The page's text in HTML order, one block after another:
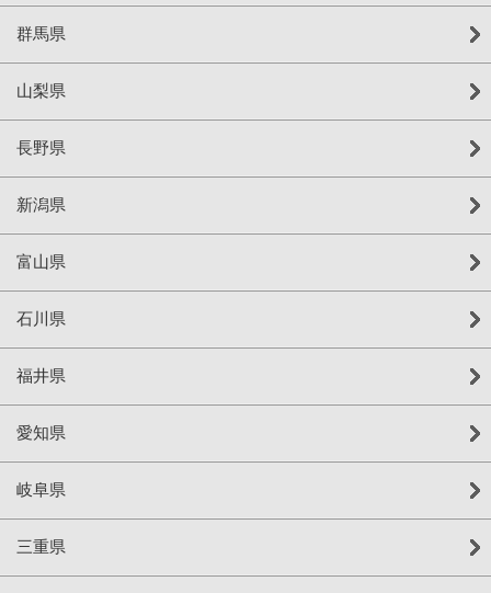
群馬県
山梨県
長野県
新潟県
富山県
石川県
福井県
愛知県
岐阜県
三重県